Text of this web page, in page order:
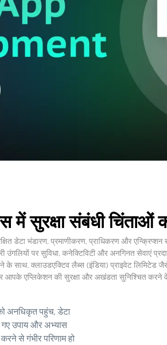
में सुरक्षा संबंधी चिंताओं
डेटा भंडारण, प्रमाणीकरण, प्राधिकरण और एन्क्रिप्शन
उंगलियों पर सुविधा, कनेक्टिविटी और अनगिनत सेवाएं
क्लाउडएक्टिव लैब्स (इंडिया) प्राइवेट लिमिटेड
आपके एप्लिकेशन की सुरक्षा और अखंडता सुनिश्चित करने
अनधिकृत पहुंच, डेटा
उपाय और अभ्यास
से गंभीर परिणाम हो